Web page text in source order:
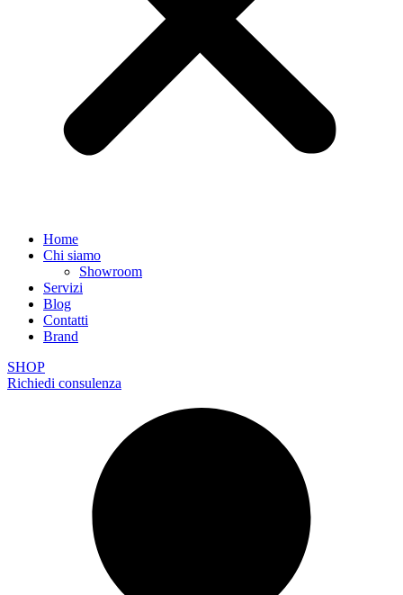
Home
Chi siamo
Showroom
Servizi
Blog
Contatti
Brand
SHOP
Richiedi consulenza